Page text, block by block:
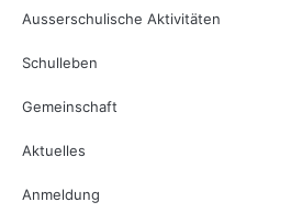
Ausserschulische Aktivitäten
Schulleben
Gemeinschaft
Aktuelles
Anmeldung